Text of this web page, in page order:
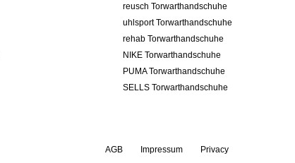
reusch Torwarthandschuhe
uhlsport Torwarthandschuhe
rehab Torwarthandschuhe
NIKE Torwarthandschuhe
PUMA Torwarthandschuhe
SELLS Torwarthandschuhe
AGB Impressum Privacy